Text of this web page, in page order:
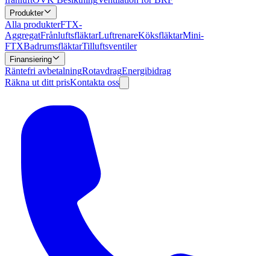
Produkter
Alla produkterFTX-
AggregatFrånluftsfläktarLuftrenareKöksfläktarMini-
FTXBadrumsfläktarTilluftsventiler
Finansiering
Räntefri avbetalningRotavdragEnergibidrag
Räkna ut ditt prisKontakta oss